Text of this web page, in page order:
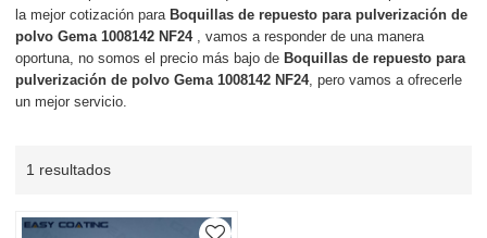
la mejor cotización para Boquillas de repuesto para pulverización de
polvo Gema 1008142 NF24, vamos a responder de una manera
oportuna, no somos el precio más bajo de Boquillas de repuesto para
pulverización de polvo Gema 1008142 NF24, pero vamos a ofrecerle
un mejor servicio.
1 resultados